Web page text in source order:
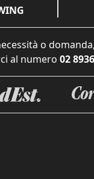
o
al numero 02